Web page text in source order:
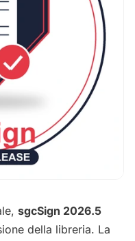
sgcSign 2026.5
della libreria. La